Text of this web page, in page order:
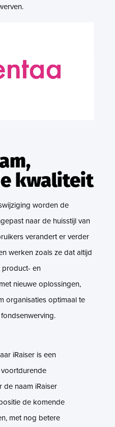
kwaliteit
worden de
naar de huisstijl van
verandert er verder
werken zoals ze dat altijd
en
nieuwe oplossingen,
organisaties optimaal te
iRaiser is een
de naam iRaiser
de komende
met nog betere